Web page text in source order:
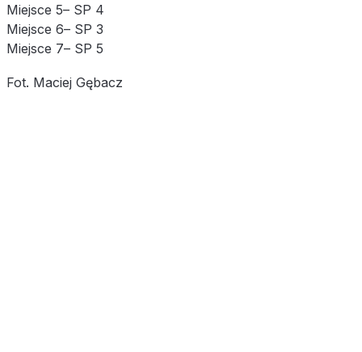
Miejsce 5– SP 4
Miejsce 6– SP 3
Miejsce 7– SP 5
Fot. Maciej Gębacz